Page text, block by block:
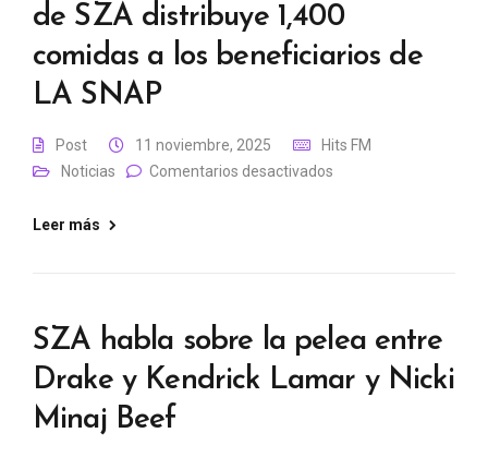
de SZA distribuye 1,400
comidas a los beneficiarios de
LA SNAP
Post 11 noviembre, 2025
Hits FM
Noticias
Comentarios desactivados
Leer más
SZA habla sobre la pelea entre
Drake y Kendrick Lamar y Nicki
Minaj Beef